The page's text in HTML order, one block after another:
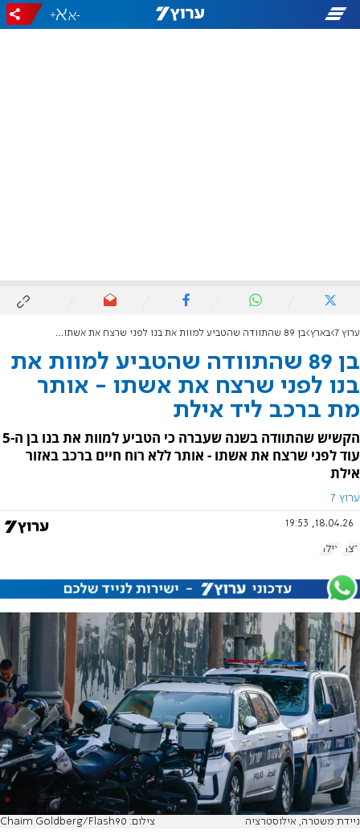
-
+
ערוץ 7 בארץ בן 89 שהתוודה שהטביע למוות את בנו לפני שרצח את אשתו - אותר מת ברכב ליד אילת
בן 89 שהתוודה שהטביע למוות את
בנו לפני שרצח את אשתו - אותר
מת ברכב ליד אילת
הקשיש שהתוודה בשנה שעברה כי הטביע למוות את בנו בן ה-5
עוד לפני שרצח את אשתו - אותר ללא רוח חיים ברכב באזור
אילת
ערוץ 7
18.04.26, 19:53
רצח אילת
ניידת משטרה, אילוסטרציה צילום: Chaim Goldberg/Flash90